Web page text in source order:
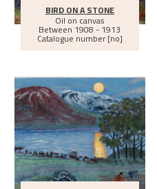
BIRD ON A STONE
Oil on canvas
Between 1908 - 1913
Catalogue number [no]